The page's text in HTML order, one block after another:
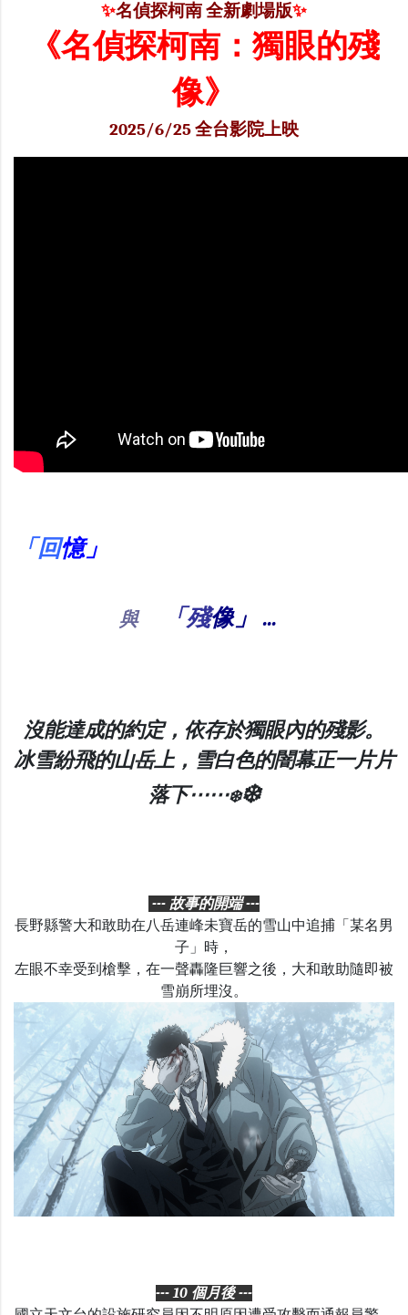
✨名偵探柯南 全新劇場版✨
《名偵探柯南：獨眼的殘
像》
2025/6/25 全台影院上映
「回憶」
與 「殘像」 ...
沒能達成的約定，依存於獨眼內的殘影。
冰雪紛飛的山岳上，雪白色的闇幕正一片片
落下⋯⋯❄️❄️
--- 故事的開端 ---
長野縣警大和敢助在八岳連峰未寶岳的雪山中追捕「某名男
子」時，
左眼不幸受到槍擊，在一聲轟隆巨響之後，大和敢助隨即被
雪崩所埋沒。
--- 10 個月後 ---